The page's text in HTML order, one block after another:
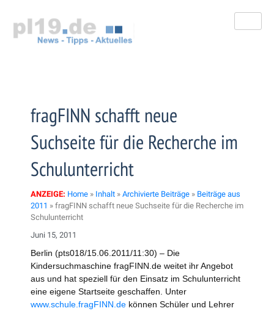
springen
fragFINN schafft neue
Suchseite für die Recherche im
Schulunterricht
ANZEIGE: Home » Inhalt » Archivierte Beiträge » Beiträge aus
2011 » fragFINN schafft neue Suchseite für die Recherche im
Schulunterricht
Juni 15, 2011
Berlin (pts018/15.06.2011/11:30) – Die
Kindersuchmaschine fragFINN.de weitet ihr Angebot
aus und hat speziell für den Einsatz im Schulunterricht
eine eigene Startseite geschaffen. Unter
www.schule.fragFINN.de können Schüler und Lehrer